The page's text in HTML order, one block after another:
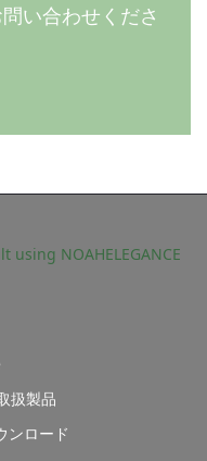
い合わせくださ
using NOAHELEGANCE
扱製品
ンロード